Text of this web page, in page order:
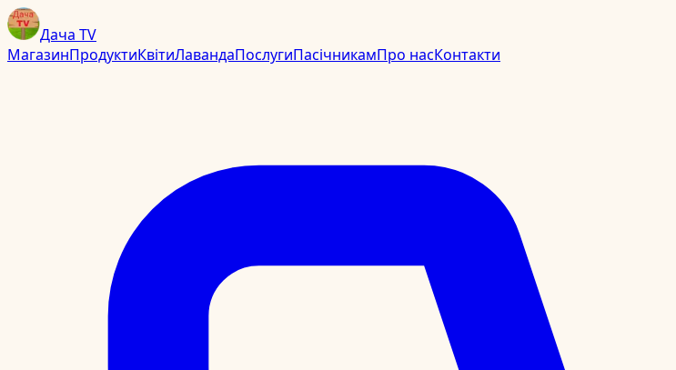
Дача TV
МагазинПродуктиКвітиЛавандаПослугиПасічникамПро насКонтакти